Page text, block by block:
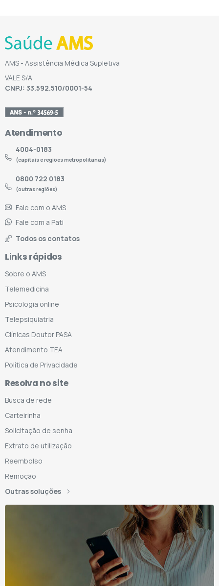
AMS - Assistência Médica Supletiva
VALE S/A
CNPJ: 33.592.510/0001-54
Atendimento
4004-0183
(capitais e regiões metropolitanas)
0800 722 0183
(outras regiões)
Fale com o AMS
Fale com a Pati
Todos os contatos
Links rápidos
Sobre o AMS
Telemedicina
Psicologia online
Telepsiquiatria
Clínicas Doutor PASA
Atendimento TEA
Política de Privacidade
Resolva no site
Busca de rede
Carteirinha
Solicitação de senha
Extrato de utilização
Reembolso
Remoção
Outras soluções